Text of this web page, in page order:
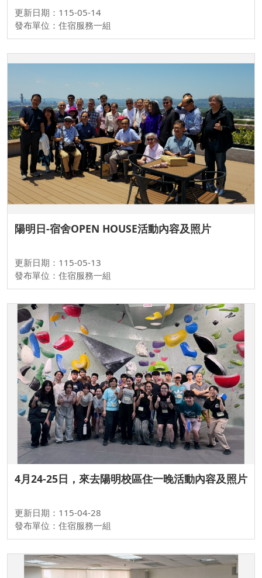
更新日期：115-05-14
發布單位：住宿服務一組
陽明日-宿舍OPEN HOUSE活動內容及照片
更新日期：115-05-13
發布單位：住宿服務一組
4月24-25日，來去陽明校區住一晚活動內容及照片
更新日期：115-04-28
發布單位：住宿服務一組